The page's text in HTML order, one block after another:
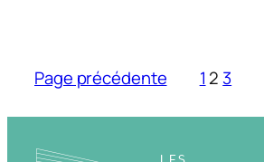
Page précédente 1 2 3